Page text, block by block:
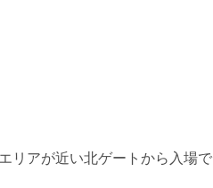
リアが近い北ゲートから入場で